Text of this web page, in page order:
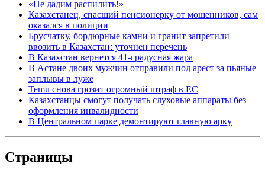
«Не дадим распилить!»
Казахстанец, спасший пенсионерку от мошенников, сам
оказался в полиции
Брусчатку, бордюрные камни и гранит запретили
ввозить в Казахстан: уточнен перечень
В Казахстан вернется 41-градусная жара
В Астане двоих мужчин отправили под арест за пьяные
заплывы в луже
Temu снова грозит огромный штраф в ЕС
Казахстанцы смогут получать слуховые аппараты без
оформления инвалидности
В Центральном парке демонтируют главную арку
Страницы